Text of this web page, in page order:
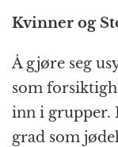
Kvinner og
Å gjøre seg
som
inn i grupper.
grad som